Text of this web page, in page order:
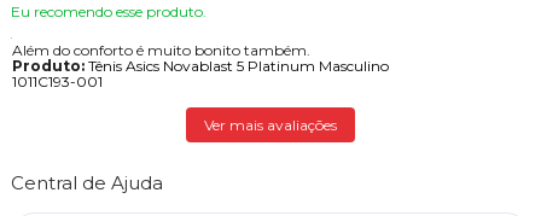
Eu recomendo esse produto.
Além do conforto é muito bonito também.
Produto:Tênis Asics Novablast 5 Platinum Masculino
1011C193-001
Ver mais avaliações
Central de Ajuda